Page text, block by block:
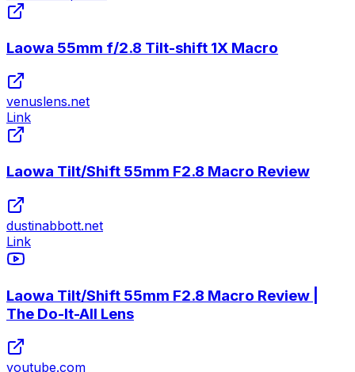
Laowa 55mm f/2.8 Tilt-shift 1X Macro
venuslens.net
Link
Laowa Tilt/Shift 55mm F2.8 Macro Review
dustinabbott.net
Link
Laowa Tilt/Shift 55mm F2.8 Macro Review |
The Do-It-All Lens
youtube.com